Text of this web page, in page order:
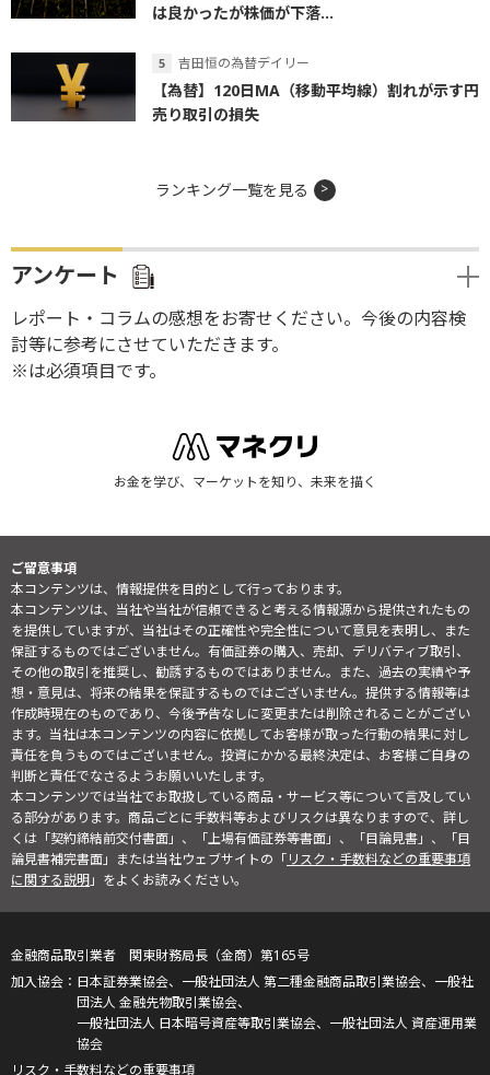
は良かったが株価が下落...
吉田恒の為替デイリー
【為替】120日MA（移動平均線）割れが示す円
売り取引の損失
ランキング一覧を見る
アンケート
レポート・コラムの感想をお寄せください。今後の内容検
討等に参考にさせていただきます。
※は必須項目です。
お金を学び、マーケットを知り、未来を描く
ご留意事項
本コンテンツは、情報提供を目的として行っております。
本コンテンツは、当社や当社が信頼できると考える情報源から提供されたもの
を提供していますが、当社はその正確性や完全性について意見を表明し、また
保証するものではございません。有価証券の購入、売却、デリバティブ取引、
その他の取引を推奨し、勧誘するものではありません。また、過去の実績や予
想・意見は、将来の結果を保証するものではございません。提供する情報等は
作成時現在のものであり、今後予告なしに変更または削除されることがござい
ます。当社は本コンテンツの内容に依拠してお客様が取った行動の結果に対し
責任を負うものではございません。投資にかかる最終決定は、お客様ご自身の
判断と責任でなさるようお願いいたします。
本コンテンツでは当社でお取扱している商品・サービス等について言及してい
る部分があります。商品ごとに手数料等およびリスクは異なりますので、詳し
くは「契約締結前交付書面」、「上場有価証券等書面」、「目論見書」、「目
論見書補完書面」または当社ウェブサイトの「リスク・手数料などの重要事項
に関する説明」をよくお読みください。
金融商品取引業者 関東財務局長（金商）第165号
日本証券業協会、一般社団法人 第二種金融商品取引業協会、一般社
団法人 金融先物取引業協会、
一般社団法人 日本暗号資産等取引業協会、一般社団法人 資産運用業
協会
リスク・手数料などの重要事項